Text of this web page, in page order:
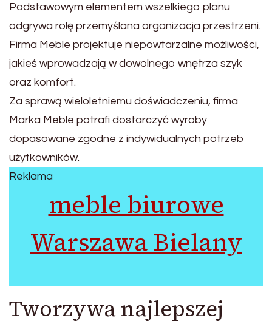
Podstawowym elementem wszelkiego planu
odgrywa rolę przemyślana organizacja przestrzeni.
Firma Meble projektuje niepowtarzalne możliwości,
jakieś wprowadzają w dowolnego wnętrza szyk
oraz komfort.
Za sprawą wieloletniemu doświadczeniu, firma
Marka Meble potrafi dostarczyć wyroby
dopasowane zgodne z indywidualnych potrzeb
użytkowników.
Reklama
meble biurowe
Warszawa Bielany
Tworzywa najlepszej